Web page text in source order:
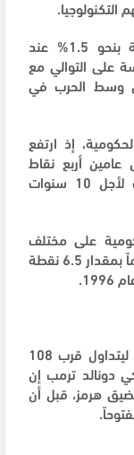
ومن المتوقع أن تهبط الأسهم الأوروبية بنحو 1.5% عند
على التوالي مع
وسط الحرب في
إذ ارتفع
عامين أربع نقاط
أساس إلى 4.06%، وصعد عائد السندات لأجل 10 سنوات
على مختلف
الآجال، مع صعود عائد السندات لأجل 20 عاماً بمقدار 6.5 نقطة
وواصل خام برنت مكاسبه مرتفعاً بنحو 2% ليتداول قرب 108
دونالد ترمب إن
هرمز، قبل أن